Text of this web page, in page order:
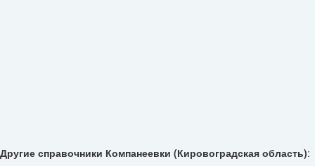
Другие справочники Компанеевки (Кировоградская область):